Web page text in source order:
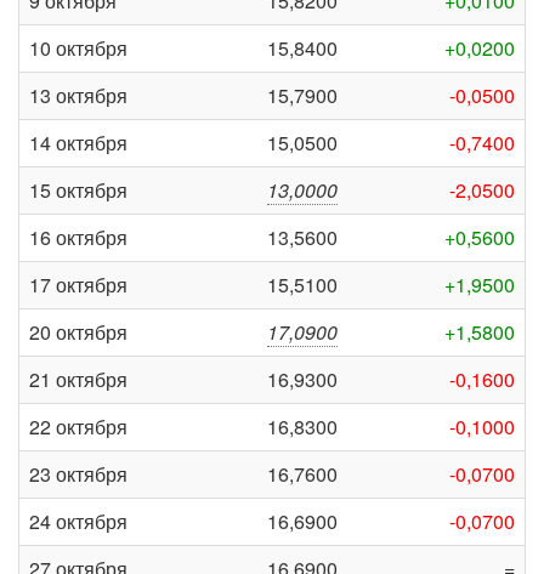
10 октября
15,8400
+0,0200
13 октября
15,7900
-0,0500
14 октября
15,0500
-0,7400
15 октября
13,0000
-2,0500
16 октября
13,5600
+0,5600
17 октября
15,5100
+1,9500
20 октября
17,0900
+1,5800
21 октября
16,9300
-0,1600
22 октября
16,8300
-0,1000
23 октября
16,7600
-0,0700
24 октября
16,6900
-0,0700